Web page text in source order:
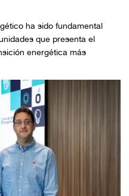
ha sido fundamental
que presenta el
energética más